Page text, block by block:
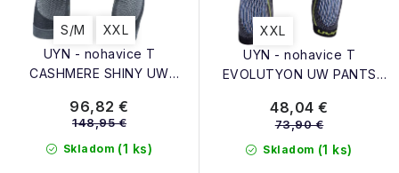
UYN - nohavice T
CASHMERE SHINY UW
S/M XXL
Skladom (1 ks)
96,82 €
148,95 €
UYN - nohavice T
EVOLUTYON UW PANTS
XXL
Skladom (1 ks)
48,04 €
73,90 €